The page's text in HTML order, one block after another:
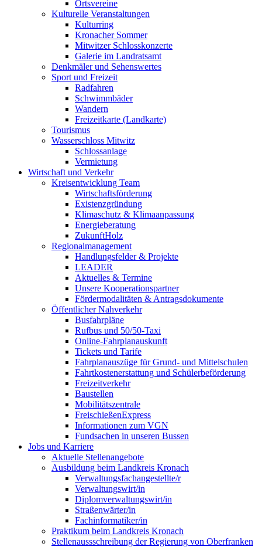
Ortsvereine
Kulturelle Veranstaltungen
Kulturring
Kronacher Sommer
Mitwitzer Schlosskonzerte
Galerie im Landratsamt
Denkmäler und Sehenswertes
Sport und Freizeit
Radfahren
Schwimmbäder
Wandern
Freizeitkarte (Landkarte)
Tourismus
Wasserschloss Mitwitz
Schlossanlage
Vermietung
Wirtschaft und Verkehr
Kreisentwicklung Team
Wirtschaftsförderung
Existenzgründung
Klimaschutz & Klimaanpassung
Energieberatung
ZukunftHolz
Regionalmanagement
Handlungsfelder & Projekte
LEADER
Aktuelles & Termine
Unsere Kooperationspartner
Fördermodalitäten & Antragsdokumente
Öffentlicher Nahverkehr
Busfahrpläne
Rufbus und 50/50-Taxi
Online-Fahrplanauskunft
Tickets und Tarife
Fahrplanauszüge für Grund- und Mittelschulen
Fahrtkostenerstattung und Schülerbeförderung
Freizeitverkehr
Baustellen
Mobilitätszentrale
FreischießenExpress
Informationen zum VGN
Fundsachen in unseren Bussen
Jobs und Karriere
Aktuelle Stellenangebote
Ausbildung beim Landkreis Kronach
Verwaltungsfachangestellte/r
Verwaltungswirt/in
Diplomverwaltungswirt/in
Straßenwärter/in
Fachinformatiker/in
Praktikum beim Landkreis Kronach
Stellenaussschreibung der Regierung von Oberfranken